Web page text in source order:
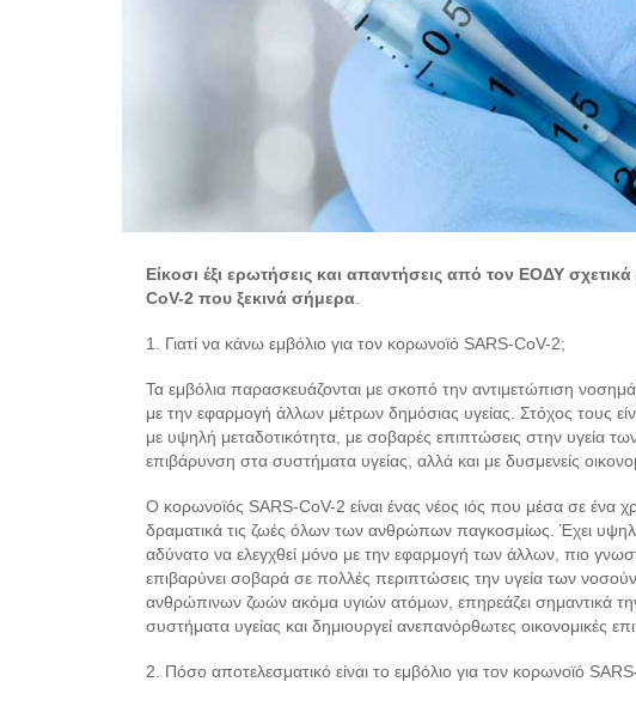
Είκοσι έξι ερωτήσεις και απαντήσεις από τον ΕΟΔΥ
CoV-2 που ξεκινά σήμερα.
1. Γιατί να κάνω εμβόλιο για τον κορωνοϊό SARS-CoV-2;
Τα εμβόλια παρασκευάζονται με σκοπό την αντιμετώπιση
με την εφαρμογή άλλων μέτρων δημόσιας υγείας. Στόχος τους
με υψηλή μεταδοτικότητα, με σοβαρές επιπτώσεις στην υγεία
επιβάρυνση στα συστήματα υγείας, αλλά και με δυσμενείς
Ο κορωνοϊός SARS-CoV-2 είναι ένας νέος ιός που μέσα σε ένα
δραματικά τις ζωές όλων των ανθρώπων παγκοσμίως. Έχει
αδύνατο να ελεγχθεί μόνο με την εφαρμογή των άλλων, πιο
επιβαρύνει σοβαρά σε πολλές περιπτώσεις την υγεία των
ανθρώπινων ζωών ακόμα υγιών ατόμων, επηρεάζει σημαντικά
συστήματα υγείας και δημιουργεί ανεπανόρθωτες οικονομικές
2. Πόσο αποτελεσματικό είναι το εμβόλιο για τον κορωνοϊό